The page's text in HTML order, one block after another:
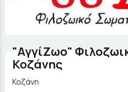
"ΑγγίΖωο"
Κοζάνης
Κοζάνη